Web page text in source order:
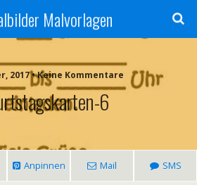
Malvorlagen
2017 • Keine Kommentare
6
Anpinnen Mail SMS